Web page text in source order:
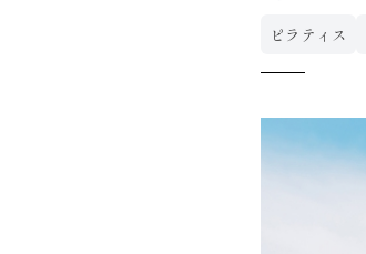
ピラティス